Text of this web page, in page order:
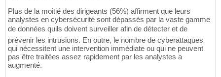
Plus de la moitié des dirigeants (56%) affirment que leurs
analystes en cybersécurité sont dépassés par la vaste gamme
de données quils doivent surveiller afin de détecter et de
prévenir les intrusions. En outre, le nombre de cyberattaques
qui nécessitent une intervention immédiate ou qui ne peuvent
pas être traitées assez rapidement par les analystes a
augmenté.